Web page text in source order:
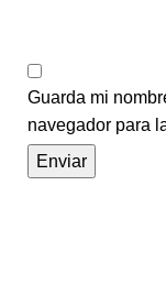
Guarda mi
navegador para